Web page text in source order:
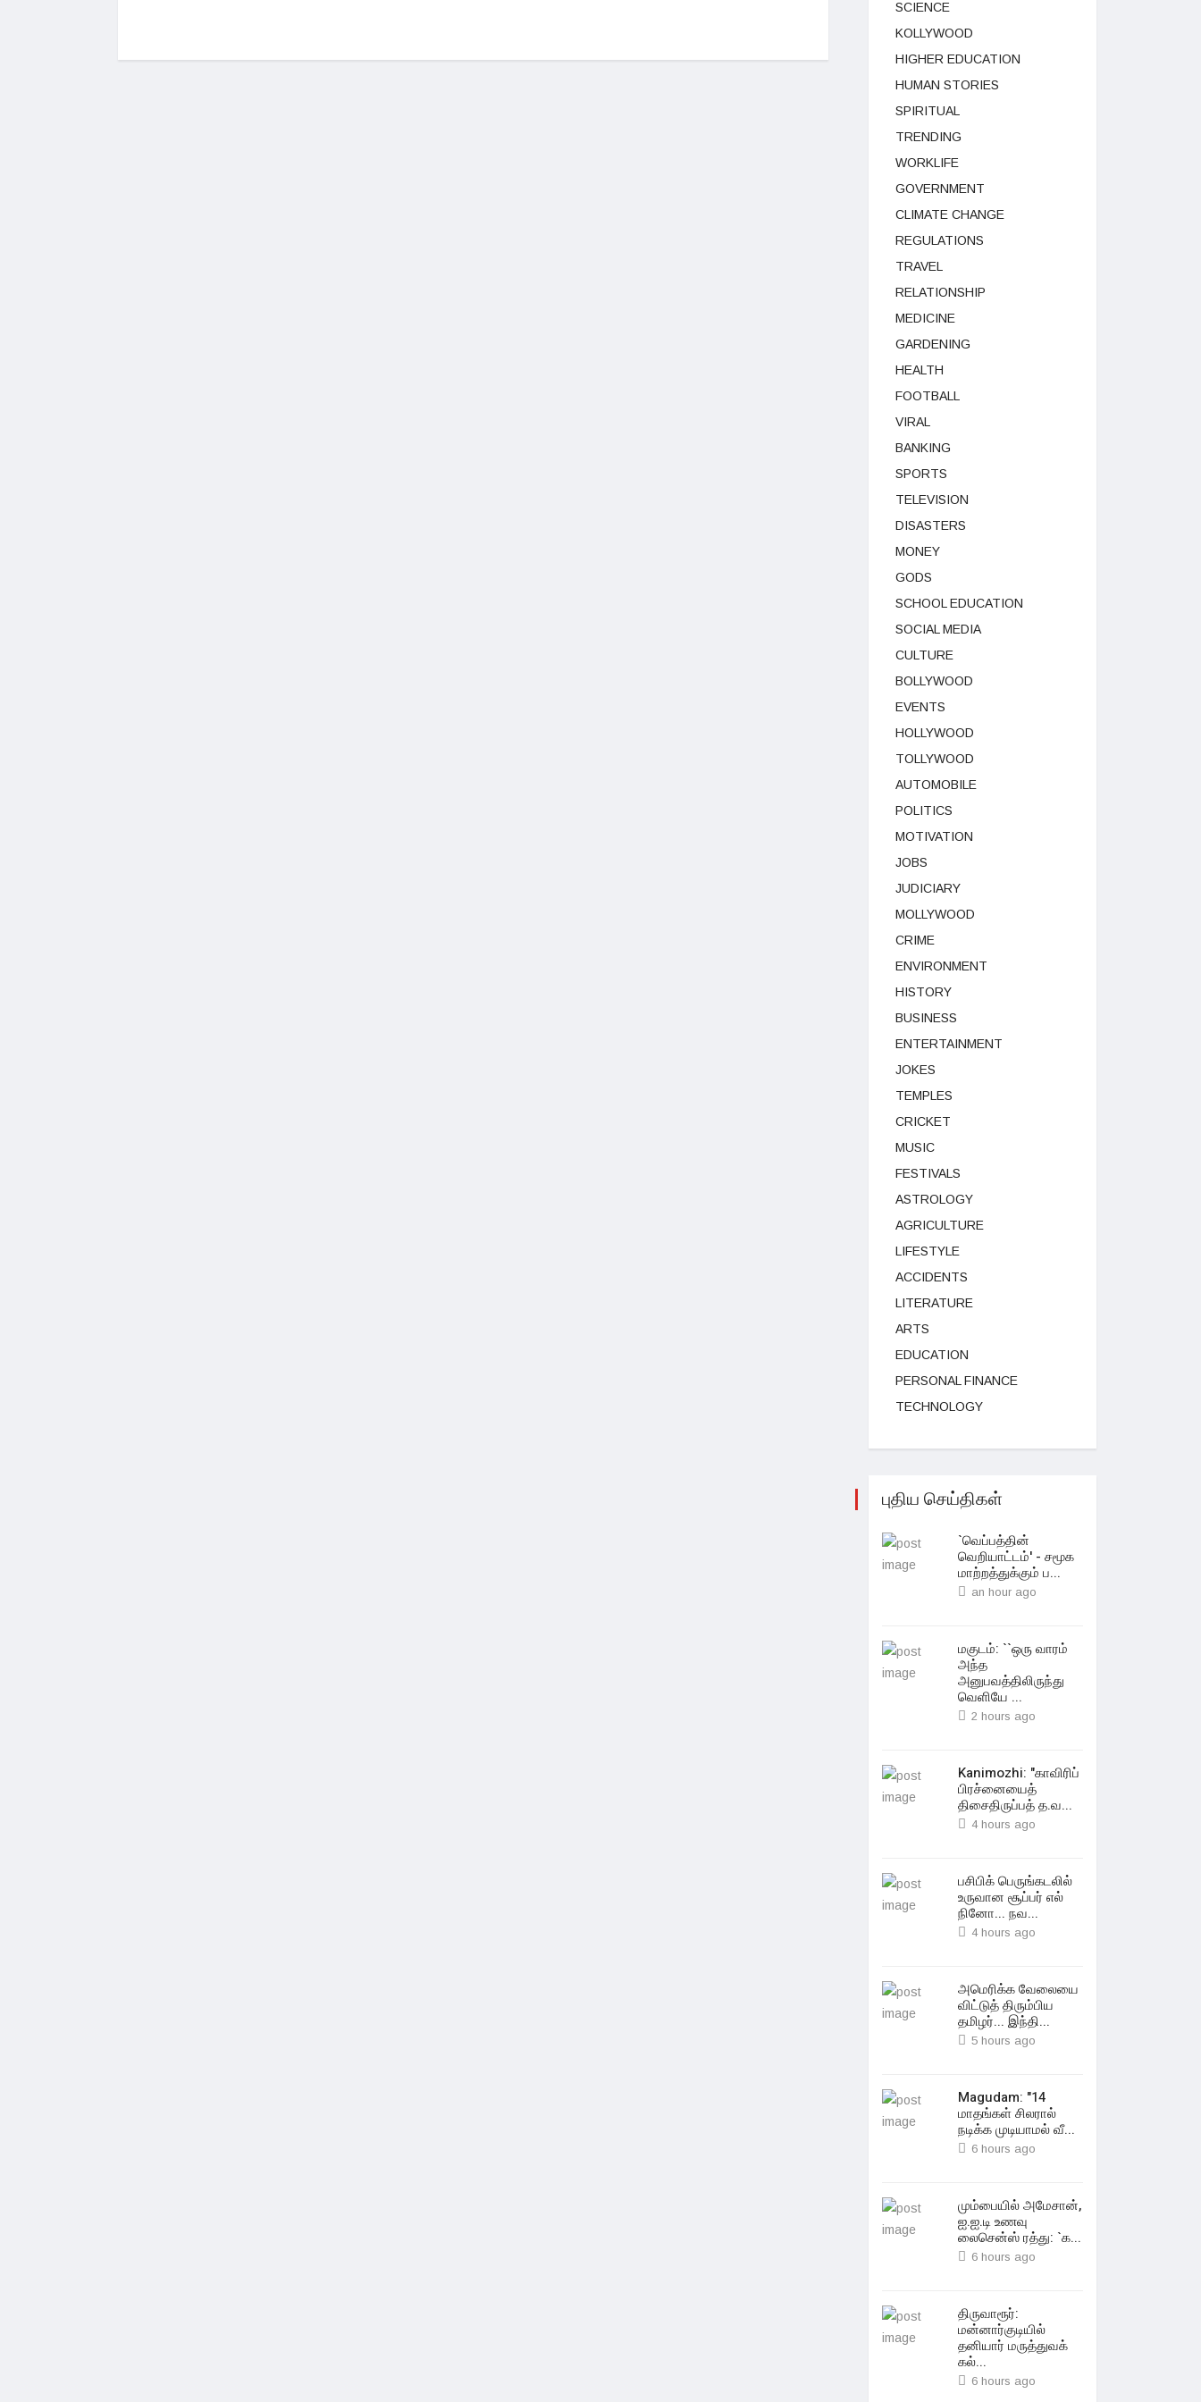
SCIENCE
KOLLYWOOD
HIGHER EDUCATION
HUMAN STORIES
SPIRITUAL
TRENDING
WORKLIFE
GOVERNMENT
CLIMATE CHANGE
REGULATIONS
TRAVEL
RELATIONSHIP
MEDICINE
GARDENING
HEALTH
FOOTBALL
VIRAL
BANKING
SPORTS
TELEVISION
DISASTERS
MONEY
GODS
SCHOOL EDUCATION
SOCIAL MEDIA
CULTURE
BOLLYWOOD
EVENTS
HOLLYWOOD
TOLLYWOOD
AUTOMOBILE
POLITICS
MOTIVATION
JOBS
JUDICIARY
MOLLYWOOD
CRIME
ENVIRONMENT
HISTORY
BUSINESS
ENTERTAINMENT
JOKES
TEMPLES
CRICKET
MUSIC
FESTIVALS
ASTROLOGY
AGRICULTURE
LIFESTYLE
ACCIDENTS
LITERATURE
ARTS
EDUCATION
PERSONAL FINANCE
TECHNOLOGY
புதிய செய்திகள்
`வெப்பத்தின்
வெறியாட்டம்' - சமூக
மாற்றத்துக்கும் ப...
an hour ago
மகுடம்: ``ஒரு வாரம்
அந்த
அனுபவத்திலிருந்து
வெளியே ...
2 hours ago
Kanimozhi: "காவிரிப்
பிரச்னையைத்
திசைதிருப்பத் த.வ...
4 hours ago
பசிபிக் பெருங்கடலில்
உருவான சூப்பர் எல்
நினோ... நவ...
4 hours ago
அமெரிக்க வேலையை
விட்டுத் திரும்பிய
தமிழர்... இந்தி...
5 hours ago
Magudam: "14
மாதங்கள் சிலரால்
நடிக்க முடியாமல் வீ...
6 hours ago
மும்பையில் அமேசான்,
ஐ.ஐ.டி உணவு
லைசென்ஸ் ரத்து: `க...
6 hours ago
திருவாரூர்:
மன்னார்குடியில்
தனியார் மருத்துவக்
கல்...
6 hours ago